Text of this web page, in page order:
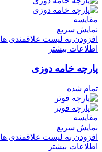
مقایسه
نمایش سریع
افزودن به لیست علاقمندی ها
اطلاعات بیشتر
پارچه خامه دوزی
تمام شده
مقایسه
نمایش سریع
افزودن به لیست علاقمندی ها
اطلاعات بیشتر